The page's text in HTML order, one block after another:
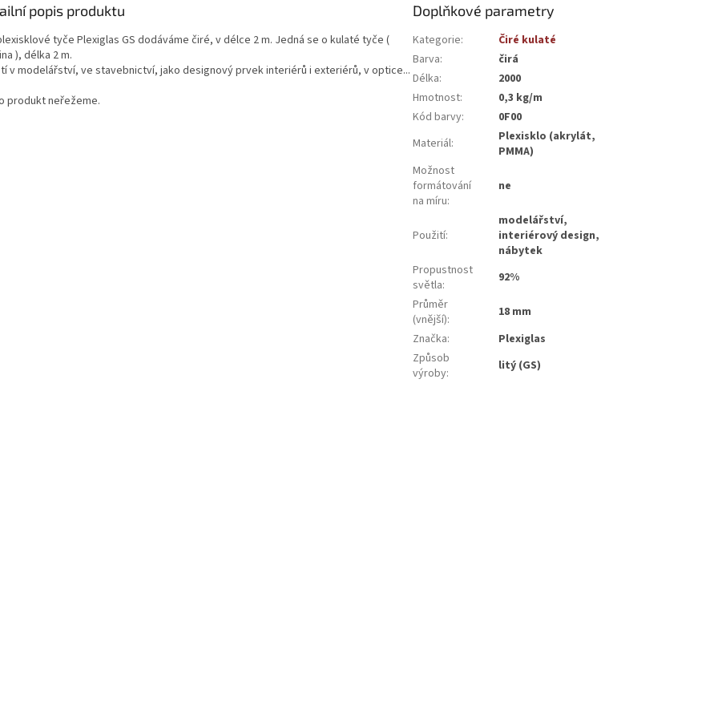
popis produktu
tyče Plexiglas GS dodáváme čiré, v délce 2 m. Jedná se o kulaté tyče (
), délka 2 m.
v modelářství, ve stavebnictví, jako designový prvek interiérů i exteriérů, v optice...
produkt neřežeme.
Doplňkové parametry
Kategorie:
Čiré kulaté
Barva:
čirá
Délka:
2000
Hmotnost:
0,3 kg/m
Kód barvy:
0F00
Materiál:
Plexisklo (akrylát,
PMMA)
Možnost
formátování
na míru:
ne
Použití:
modelářství,
interiérový design,
nábytek
Propustnost
světla:
92%
Průměr
(vnější):
18 mm
Značka:
Plexiglas
Způsob
výroby: litý (GS)